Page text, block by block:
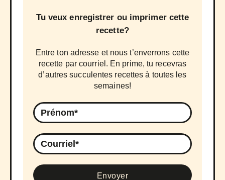
Tu veux enregistrer ou imprimer cette
recette?
Entre ton adresse et nous t’enverrons cette
recette par courriel. En prime, tu recevras
d’autres succulentes recettes à toutes les
semaines!